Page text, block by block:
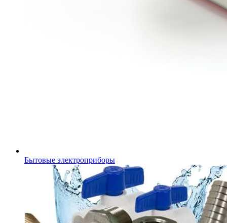
Бытовые электроприборы